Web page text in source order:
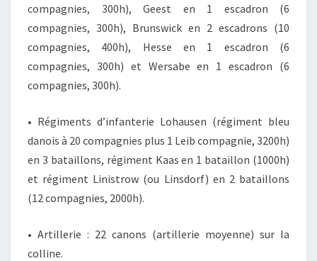
compagnies, 300h), Geest en 1 escadron (6
compagnies, 300h), Brunswick en 2 escadrons (10
compagnies, 400h), Hesse en 1 escadron (6
compagnies, 300h) et Wersabe en 1 escadron (6
compagnies, 300h).
• Régiments d’infanterie Lohausen (régiment bleu
danois à 20 compagnies plus 1 Leib compagnie, 3200h)
en 3 bataillons, régiment Kaas en 1 bataillon (1000h)
et régiment Linistrow (ou Linsdorf) en 2 bataillons
(12 compagnies, 2000h).
• Artillerie : 22 canons (artillerie moyenne) sur la
colline.